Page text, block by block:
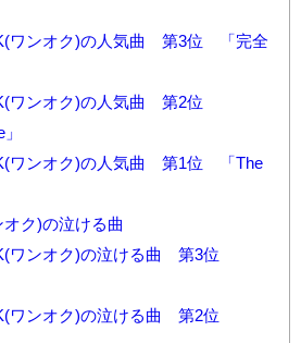
ワンオク)の人気曲 第3位 「完全
ワンオク)の人気曲 第2位
ワンオク)の人気曲 第1位 「The
ク)の泣ける曲
ワンオク)の泣ける曲 第3位
ワンオク)の泣ける曲 第2位